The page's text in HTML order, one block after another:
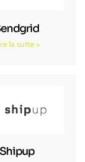
la suite »
Shipup